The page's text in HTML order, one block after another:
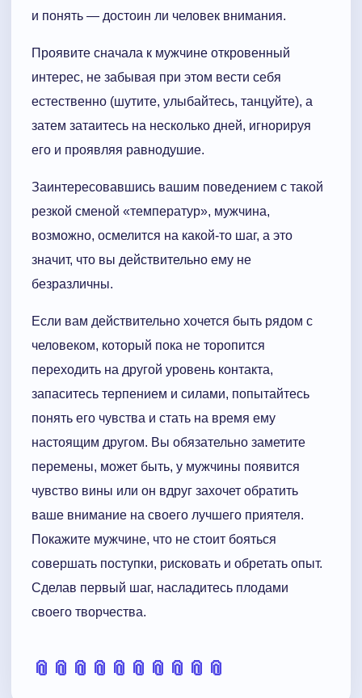
и понять — достоин ли человек внимания.
Проявите сначала к мужчине откровенный
интерес, не забывая при этом вести себя
естественно (шутите, улыбайтесь, танцуйте), а
затем затаитесь на несколько дней, игнорируя
его и проявляя равнодушие.
Заинтересовавшись вашим поведением с такой
резкой сменой «температур», мужчина,
возможно, осмелится на какой-то шаг, а это
значит, что вы действительно ему не
безразличны.
Если вам действительно хочется быть рядом с
человеком, который пока не торопится
переходить на другой уровень контакта,
запаситесь терпением и силами, попытайтесь
понять его чувства и стать на время ему
настоящим другом. Вы обязательно заметите
перемены, может быть, у мужчины появится
чувство вины или он вдруг захочет обратить
ваше внимание на своего лучшего приятеля.
Покажите мужчине, что не стоит бояться
совершать поступки, рисковать и обретать опыт.
Сделав первый шаг, насладитесь плодами
своего творчества.
📎 📎 📎 📎 📎 📎 📎 📎 📎 📎